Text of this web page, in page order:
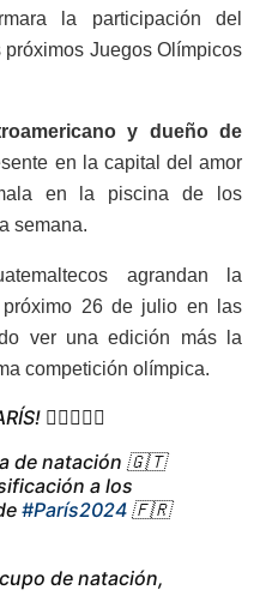
la participación del
Juegos Olímpicos
y dueño de
en la capital del amor
en la piscina de los
semana.
agrandan la
26 de julio en las
ver una edición más la
competición olímpica.
🏊🏼‍♂️✅💪
de natación 🇬🇹
a los
#París2024 🇫🇷
de natación,